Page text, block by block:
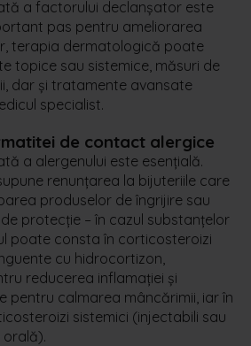
a factorului declanșator este
pas pentru ameliorarea
terapia dermatologică poate
topice sau sistemice, măsuri de
dar și tratamente avansate
specialist.
de contact alergice
a alergenului este esențială.
renunțarea la bijuteriile care
produselor de îngrijire sau
protecție – în cazul substanțelor
poate consta în corticosteroizi
cu hidrocortizon,
reducerea inflamației și
pentru calmarea mâncărimii, iar în
sistemici (injectabili sau